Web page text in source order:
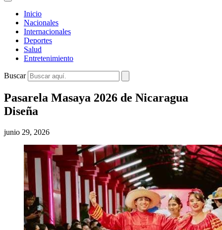
Inicio
Nacionales
Internacionales
Deportes
Salud
Entretenimiento
Buscar
Pasarela Masaya 2026 de Nicaragua
Diseña
junio 29, 2026